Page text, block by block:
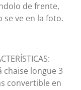
de frente,
se ve en la foto.
chaise longue 3
convertible en